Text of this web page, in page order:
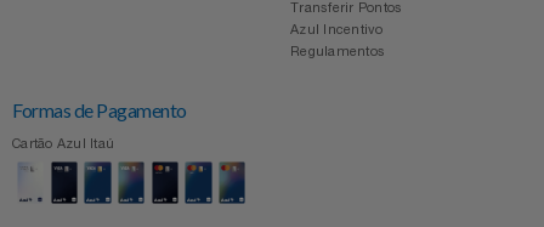
Transferir Pontos
Azul Incentivo
Regulamentos
Formas de Pagamento
Cartão Azul Itaú